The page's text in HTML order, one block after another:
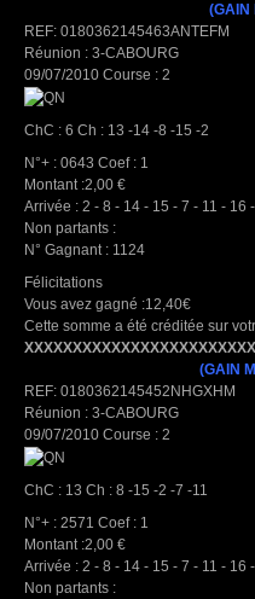
(GAIN
REF: 0180362145463ANTEFM
Réunion : 3-CABOURG
09/07/2010 Course : 2
ChC : 6 Ch : 13 -14 -8 -15 -2
N°+ : 0643 Coef : 1
Montant :2,00 €
Arrivée : 2 - 8 - 14 - 15 - 7 - 11 - 16
Non partants :
N° Gagnant : 1124
Félicitations
Vous avez gagné :12,40€
Cette somme a été créditée sur
(GAIN
REF: 0180362145452NHGXHM
Réunion : 3-CABOURG
09/07/2010 Course : 2
ChC : 13 Ch : 8 -15 -2 -7 -11
N°+ : 2571 Coef : 1
Montant :2,00 €
Arrivée : 2 - 8 - 14 - 15 - 7 - 11 - 16
Non partants :